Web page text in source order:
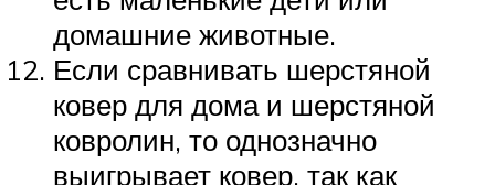
домашние животные.
Если сравнивать шерстяной
ковер для дома и шерстяной
ковролин, то однозначно
выигрывает ковер, так как